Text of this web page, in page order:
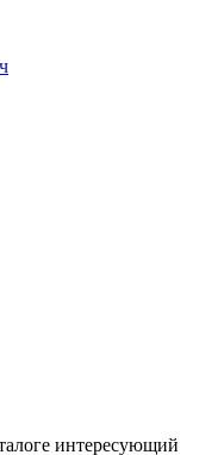
интересующий